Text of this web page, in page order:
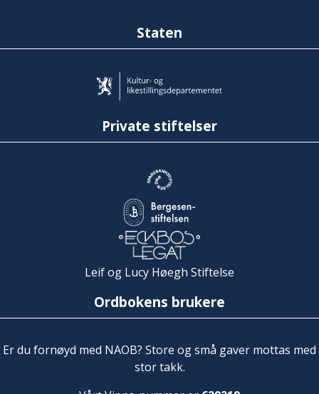
Staten
Private stiftelser
Leif og Lucy Høegh Stiftelse
Ordbokens brukere
Er du fornøyd med NAOB? Store og små gaver mottas med
stor takk.